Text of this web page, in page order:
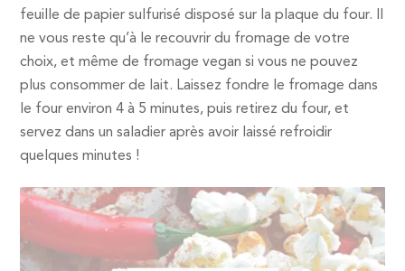
feuille de papier sulfurisé disposé sur la plaque du four. Il
ne vous reste qu’à le recouvrir du fromage de votre
choix, et même de fromage vegan si vous ne pouvez
plus consommer de lait. Laissez fondre le fromage dans
le four environ 4 à 5 minutes, puis retirez du four, et
servez dans un saladier après avoir laissé refroidir
quelques minutes !